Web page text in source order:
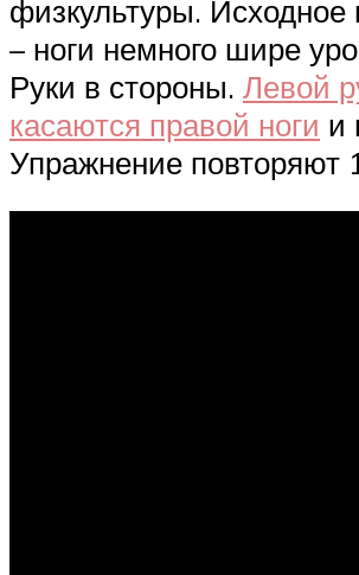
физкультуры. Исходное
– ноги немного шире
Руки в стороны. Левой
касаются правой ноги и
Упражнение повторяют